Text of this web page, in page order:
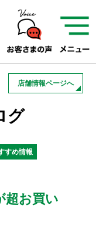
ーメガネの遠近
査・フィッティング
フターサービス
店舗情報ページへ
グ
すめ情報
超お買い